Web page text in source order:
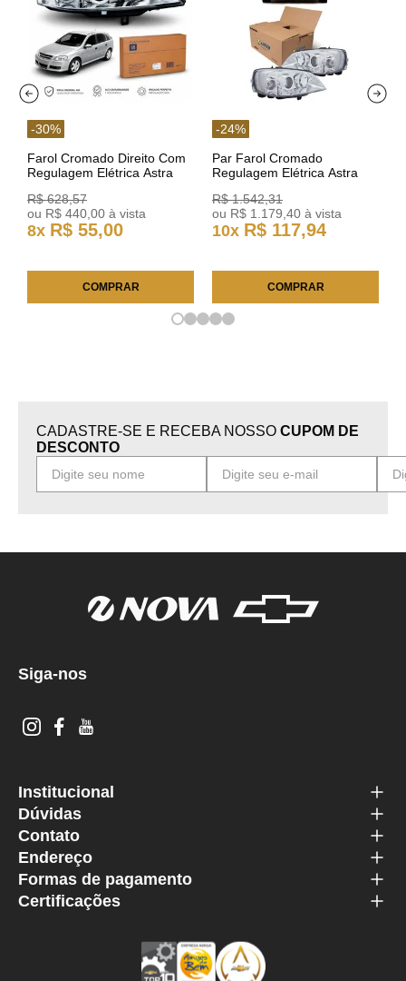
-30%
Farol Cromado Direito Com
Regulagem Elétrica Astra
R$ 628,57
ou R$ 440 00 à vista
8x R$ 55,00
COMPRAR
-24%
Par Farol Cromado
Regulagem Elétrica Astra
R$ 1.542,31
ou R$ 1 179 40 à vista
10x R$ 117,94
COMPRAR
CADASTRE-SE E RECEBA NOSSO CUPOM DE
DESCONTO
Siga-nos
Institucional
Dúvidas
Contato
Endereço
Formas de pagamento
Certificações